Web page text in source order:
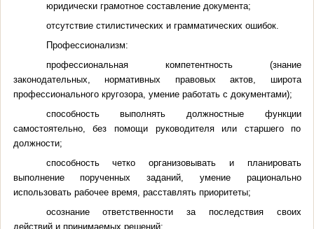
юридически грамотное составление документа;
отсутствие стилистических и грамматических ошибок.
Профессионализм:
профессиональная компетентность (знание
законодательных, нормативных правовых актов, широта
профессионального кругозора, умение работать с документами);
способность выполнять должностные функции
самостоятельно, без помощи руководителя или старшего по
должности;
способность четко организовывать и планировать
выполнение порученных заданий, умение рационально
использовать рабочее время, расставлять приоритеты;
осознание ответственности за последствия своих
действий и принимаемых решений;